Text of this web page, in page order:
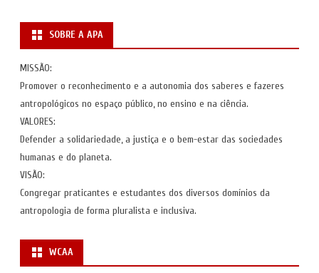
SOBRE A APA
MISSÃO:
Promover o reconhecimento e a autonomia dos saberes e fazeres
antropológicos no espaço público, no ensino e na ciência.
VALORES:
Defender a solidariedade, a justiça e o bem-estar das sociedades
humanas e do planeta.
VISÃO:
Congregar praticantes e estudantes dos diversos domínios da
antropologia de forma pluralista e inclusiva.
WCAA